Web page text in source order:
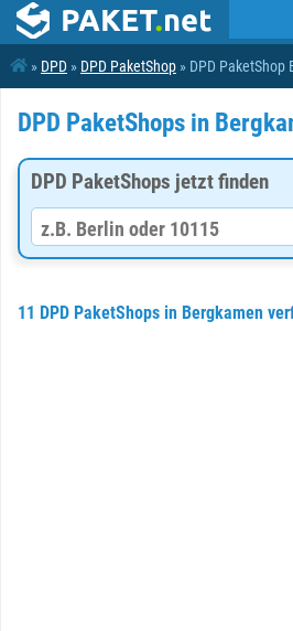
» DPD » DPD PaketShop » DPD PaketShop
DPD PaketShops in
DPD PaketShops jetzt finden
11 DPD PaketShops in Bergkamen